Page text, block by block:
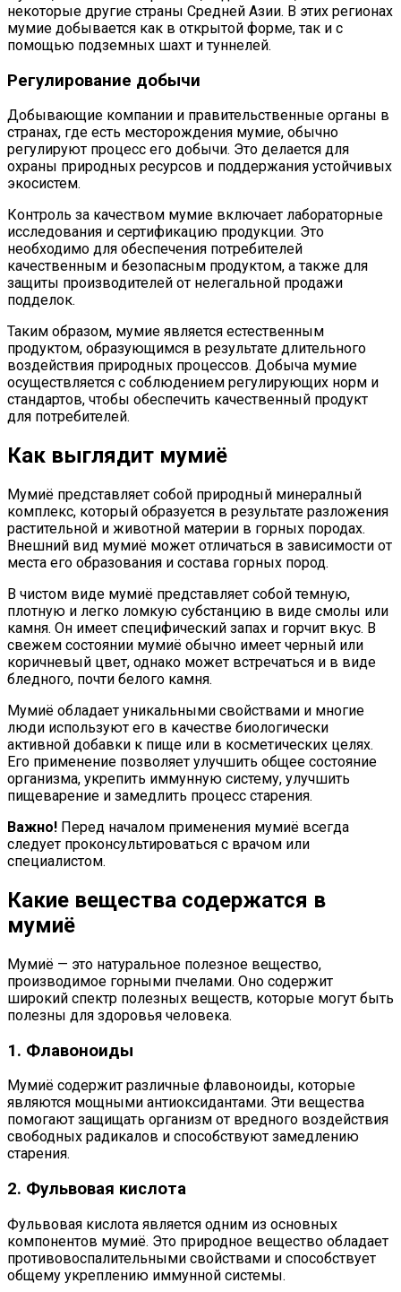
некоторые другие страны Средней Азии. В этих регионах
мумие добывается как в открытой форме, так и с
помощью подземных шахт и туннелей.
Регулирование добычи
Добывающие компании и правительственные органы в
странах, где есть месторождения мумие, обычно
регулируют процесс его добычи. Это делается для
охраны природных ресурсов и поддержания устойчивых
экосистем.
Контроль за качеством мумие включает лабораторные
исследования и сертификацию продукции. Это
необходимо для обеспечения потребителей
качественным и безопасным продуктом, а также для
защиты производителей от нелегальной продажи
подделок.
Таким образом, мумие является естественным
продуктом, образующимся в результате длительного
воздействия природных процессов. Добыча мумие
осуществляется с соблюдением регулирующих норм и
стандартов, чтобы обеспечить качественный продукт
для потребителей.
Как выглядит мумиё
Мумиё представляет собой природный минералный
комплекс, который образуется в результате разложения
растительной и животной материи в горных породах.
Внешний вид мумиё может отличаться в зависимости от
места его образования и состава горных пород.
В чистом виде мумиё представляет собой темную,
плотную и легко ломкую субстанцию в виде смолы или
камня. Он имеет специфический запах и горчит вкус. В
свежем состоянии мумиё обычно имеет черный или
коричневый цвет, однако может встречаться и в виде
бледного, почти белого камня.
Мумиё обладает уникальными свойствами и многие
люди используют его в качестве биологически
активной добавки к пище или в косметических целях.
Его применение позволяет улучшить общее состояние
организма, укрепить иммунную систему, улучшить
пищеварение и замедлить процесс старения.
Важно! Перед началом применения мумиё всегда
следует проконсультироваться с врачом или
специалистом.
Какие вещества содержатся в
мумиё
Мумиё — это натуральное полезное вещество,
производимое горными пчелами. Оно содержит
широкий спектр полезных веществ, которые могут быть
полезны для здоровья человека.
1. Флавоноиды
Мумиё содержит различные флавоноиды, которые
являются мощными антиоксидантами. Эти вещества
помогают защищать организм от вредного воздействия
свободных радикалов и способствуют замедлению
старения.
2. Фульвовая кислота
Фульвовая кислота является одним из основных
компонентов мумиё. Это природное вещество обладает
противовоспалительными свойствами и способствует
общему укреплению иммунной системы.